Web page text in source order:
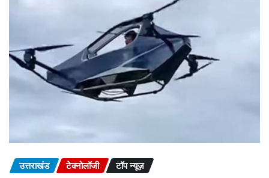
उत्तराखंड टेक्नोलॉजी टॉप न्यूज़